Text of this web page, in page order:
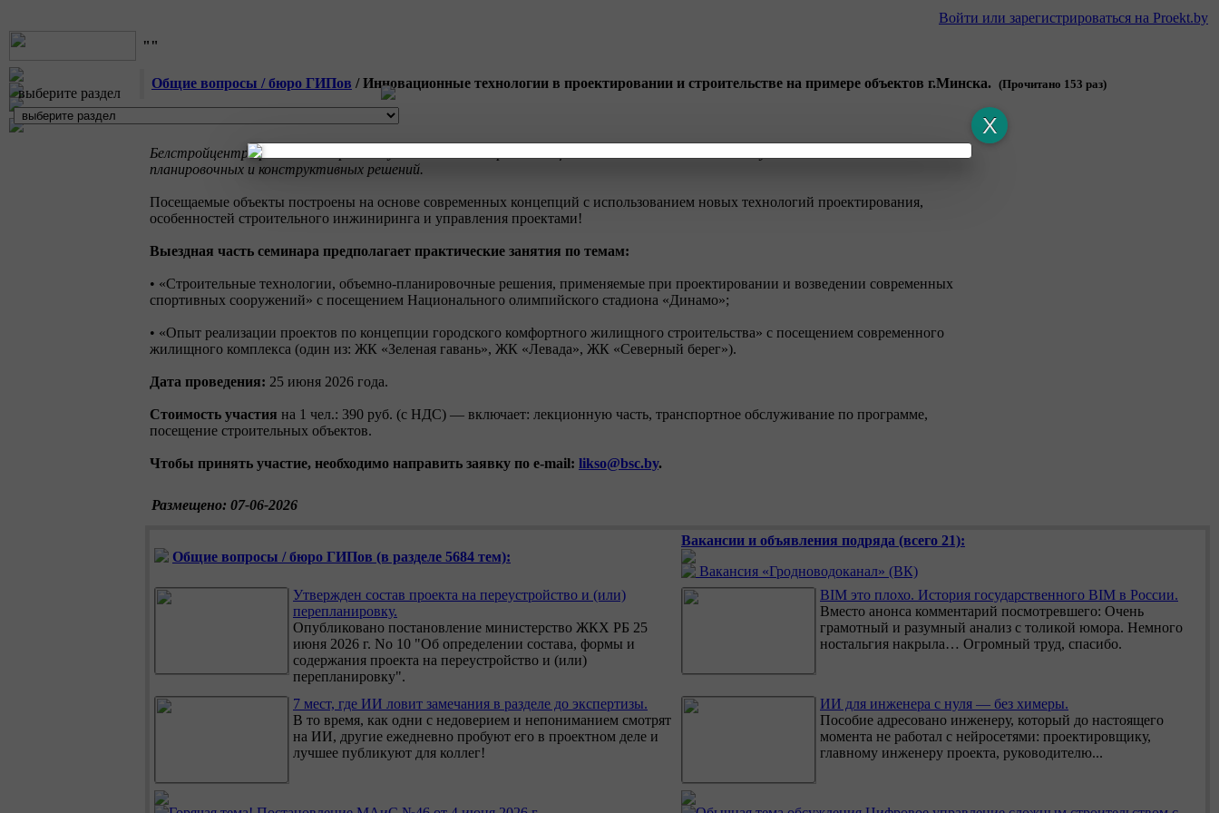
Войти или зарегистрироваться на Proekt.by
выберите раздел
""
Общие вопросы / бюро ГИПов / Инновационные технологии в проектировании и строительстве на примере объектов г.Минска. (Прочитано 153 раз)
Белстройцентр приглашает принять участие в семинаре с посещением объектов г.Минска для изучения особенностей объемно-
планировочных и конструктивных решений.
Посещаемые объекты построены на основе современных концепций с использованием новых технологий проектирования,
особенностей строительного инжиниринга и управления проектами!
Выездная часть семинара предполагает практические занятия по темам:
• «Строительные технологии, объемно-планировочные решения, применяемые при проектировании и возведении современных
спортивных сооружений» с посещением Национального олимпийского стадиона «Динамо»;
• «Опыт реализации проектов по концепции городского комфортного жилищного строительства» с посещением современного
жилищного комплекса (один из: ЖК «Зеленая гавань», ЖК «Левада», ЖК «Северный берег»).
Дата проведения: 25 июня 2026 года.
Стоимость участия на 1 чел.: 390 руб. (с НДС) — включает: лекционную часть, транспортное обслуживание по программе,
посещение строительных объектов.
Чтобы принять участие, необходимо направить заявку по е-mail: likso@bsc.by.
Размещено: 07-06-2026
Общие вопросы / бюро ГИПов (в разделе 5684 тем):
Вакансии и объявления подряда (всего 21):
Вакансия «Гродноводоканал» (ВК)
Утвержден состав проекта на переустройство и (или)
перепланировку.
Опубликовано постановление министерство ЖКХ РБ 25
июня 2026 г. No 10 "Об определении состава, формы и
содержания проекта на переустройство и (или)
перепланировку".
BIM это плохо. История государственного BIM в России.
Вместо анонса комментарий посмотревшего: Очень
грамотный и разумный анализ с толикой юмора. Немного
ностальгия накрыла… Огромный труд, спасибо.
7 мест, где ИИ ловит замечания в разделе до экспертизы.
В то время, как одни с недоверием и непониманием смотрят
на ИИ, другие ежедневно пробуют его в проектном деле и
лучшее публикуют для коллег!
ИИ для инженера с нуля — без химеры.
Пособие адресовано инженеру, который до настоящего
момента не работал с нейросетями: проектировщику,
главному инженеру проекта, руководителю...